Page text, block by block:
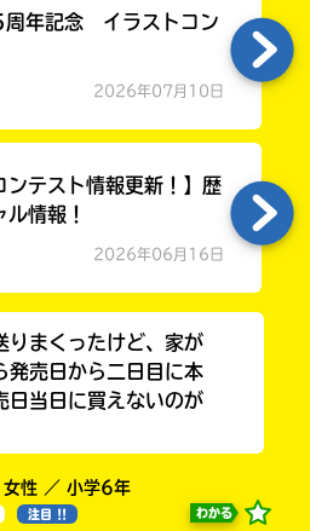
周年記念 イラストコン
2026年07月10日
テスト情報更新！】歴
ル情報！
2026年06月16日
りまくったけど、家が
発売日から二日目に本
日当日に買えないのが
女性 ／ 小学6年
注目 !! わかる